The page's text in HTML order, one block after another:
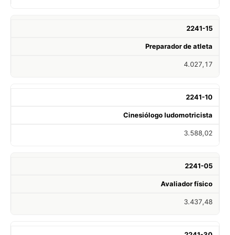
2241-15
Preparador de atleta
4.027,17
2241-10
Cinesiólogo ludomotricista
3.588,02
2241-05
Avaliador físico
3.437,48